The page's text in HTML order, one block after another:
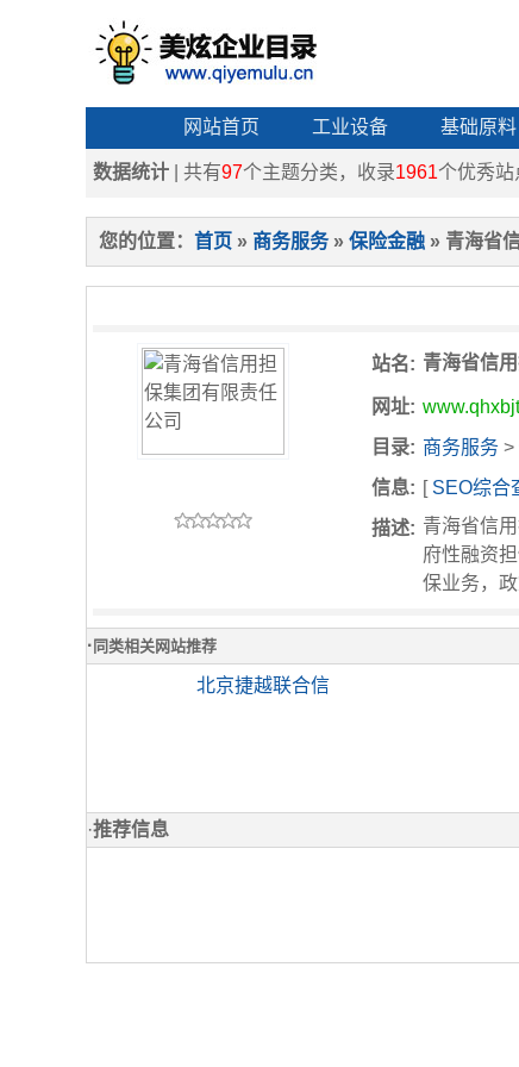
网站首页 工业设备 基础原料
数据统计 | 共有97个主题分类，收录1961个优秀站
您的位置： 首页 » 商务服务» 保险金融 » 青海省
站名: 青海省信
网址:
目录: 商务服务 >
信息: [ SEO综合
描述: 青海省信
府性融资
保业务，
· 同类相关网站推荐
北京捷越联合信
·推荐信息